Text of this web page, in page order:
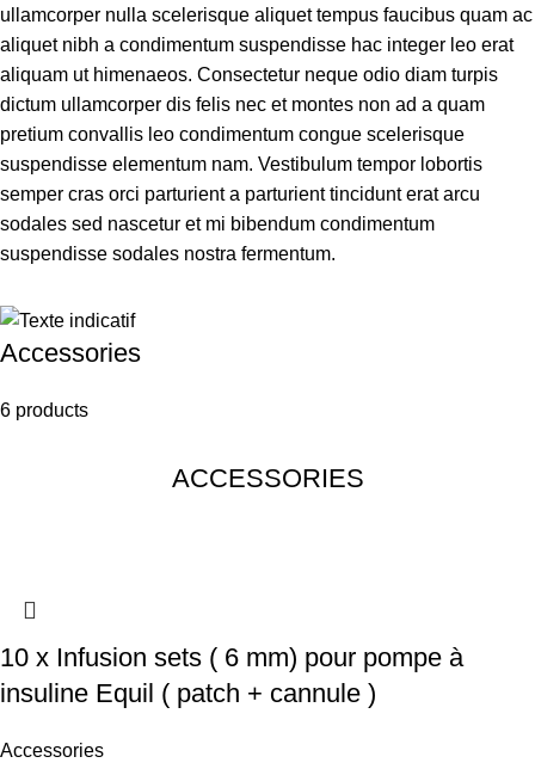
ullamcorper nulla scelerisque aliquet tempus faucibus quam ac
aliquet nibh a condimentum suspendisse hac integer leo erat
aliquam ut himenaeos. Consectetur neque odio diam turpis
dictum ullamcorper dis felis nec et montes non ad a quam
pretium convallis leo condimentum congue scelerisque
suspendisse elementum nam. Vestibulum tempor lobortis
semper cras orci parturient a parturient tincidunt erat arcu
sodales sed nascetur et mi bibendum condimentum
suspendisse sodales nostra fermentum.
Accessories
6 products
ACCESSORIES
10 x Infusion sets ( 6 mm) pour pompe à
insuline Equil ( patch + cannule )
Accessories